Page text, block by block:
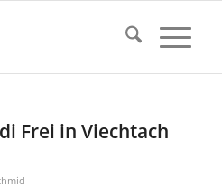
Frei in Viechtach